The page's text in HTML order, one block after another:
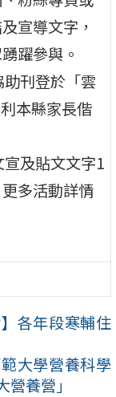
宣導文字，
躍參與。
刊登於「雲
本縣家長偕
及貼文文字1
多活動詳情
】各年段寒輔住
大學營養科學
養營」